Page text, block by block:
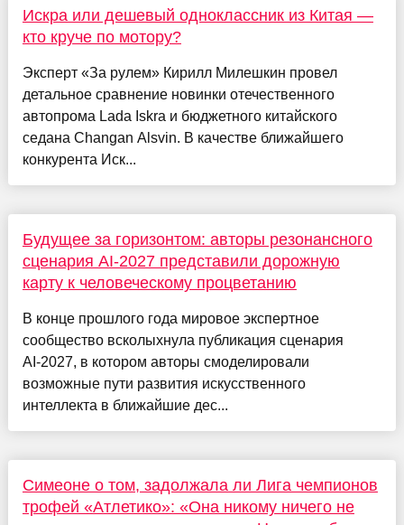
Искра или дешевый одноклассник из Китая —
кто круче по мотору?
Эксперт «За рулем» Кирилл Милешкин провел
детальное сравнение новинки отечественного
автопрома Lada Iskra и бюджетного китайского
седана Changan Alsvin. В качестве ближайшего
конкурента Иск...
Будущее за горизонтом: авторы резонансного
сценария AI‑2027 представили дорожную
карту к человеческому процветанию
В конце прошлого года мировое экспертное
сообщество всколыхнула публикация сценария
AI‑2027, в котором авторы смоделировали
возможные пути развития искусственного
интеллекта в ближайшие дес...
Симеоне о том, задолжала ли Лига чемпионов
трофей «Атлетико»: «Она никому ничего не